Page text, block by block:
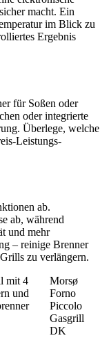
macht. Ein
im Blick zu
Ergebnis
für Soßen oder
oder integrierte
Überlege, welche
Leistungs-
ab.
ab, während
und mehr
– reinige Brenner
zu verlängern.
mit 4
und
Morsø
Forno
Piccolo
Gasgrill
DK